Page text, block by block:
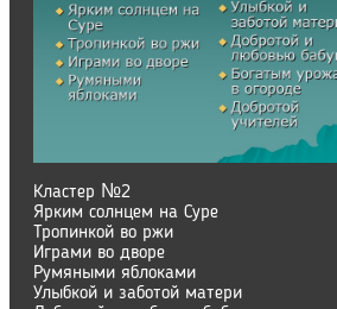
Кластер №2
Ярким солнцем на Суре
Тропинкой во ржи
Играми во дворе
Румяными яблоками
Улыбкой и заботой матери